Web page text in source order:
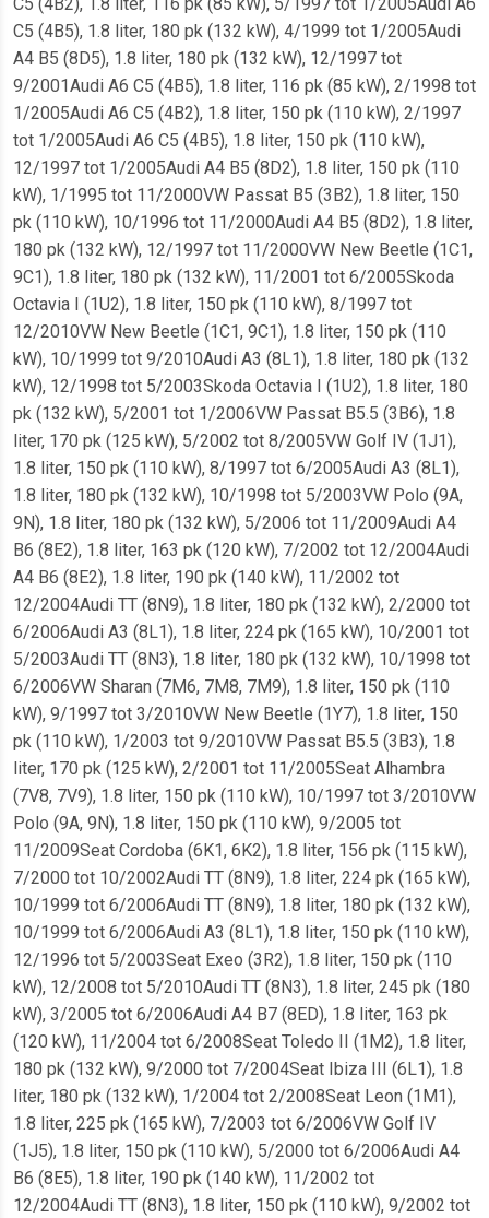
C5 (4B5), 1.8 liter, 180 pk (132 kW), 4/1999 tot 1/2005Audi
A4 B5 (8D5), 1.8 liter, 180 pk (132 kW), 12/1997 tot
9/2001Audi A6 C5 (4B5), 1.8 liter, 116 pk (85 kW), 2/1998 tot
1/2005Audi A6 C5 (4B2), 1.8 liter, 150 pk (110 kW), 2/1997
tot 1/2005Audi A6 C5 (4B5), 1.8 liter, 150 pk (110 kW),
12/1997 tot 1/2005Audi A4 B5 (8D2), 1.8 liter, 150 pk (110
kW), 1/1995 tot 11/2000VW Passat B5 (3B2), 1.8 liter, 150
pk (110 kW), 10/1996 tot 11/2000Audi A4 B5 (8D2), 1.8 liter,
180 pk (132 kW), 12/1997 tot 11/2000VW New Beetle (1C1,
9C1), 1.8 liter, 180 pk (132 kW), 11/2001 tot 6/2005Skoda
Octavia I (1U2), 1.8 liter, 150 pk (110 kW), 8/1997 tot
12/2010VW New Beetle (1C1, 9C1), 1.8 liter, 150 pk (110
kW), 10/1999 tot 9/2010Audi A3 (8L1), 1.8 liter, 180 pk (132
kW), 12/1998 tot 5/2003Skoda Octavia I (1U2), 1.8 liter, 180
pk (132 kW), 5/2001 tot 1/2006VW Passat B5.5 (3B6), 1.8
liter, 170 pk (125 kW), 5/2002 tot 8/2005VW Golf IV (1J1),
1.8 liter, 150 pk (110 kW), 8/1997 tot 6/2005Audi A3 (8L1),
1.8 liter, 180 pk (132 kW), 10/1998 tot 5/2003VW Polo (9A,
9N), 1.8 liter, 180 pk (132 kW), 5/2006 tot 11/2009Audi A4
B6 (8E2), 1.8 liter, 163 pk (120 kW), 7/2002 tot 12/2004Audi
A4 B6 (8E2), 1.8 liter, 190 pk (140 kW), 11/2002 tot
12/2004Audi TT (8N9), 1.8 liter, 180 pk (132 kW), 2/2000 tot
6/2006Audi A3 (8L1), 1.8 liter, 224 pk (165 kW), 10/2001 tot
5/2003Audi TT (8N3), 1.8 liter, 180 pk (132 kW), 10/1998 tot
6/2006VW Sharan (7M6, 7M8, 7M9), 1.8 liter, 150 pk (110
kW), 9/1997 tot 3/2010VW New Beetle (1Y7), 1.8 liter, 150
pk (110 kW), 1/2003 tot 9/2010VW Passat B5.5 (3B3), 1.8
liter, 170 pk (125 kW), 2/2001 tot 11/2005Seat Alhambra
(7V8, 7V9), 1.8 liter, 150 pk (110 kW), 10/1997 tot 3/2010VW
Polo (9A, 9N), 1.8 liter, 150 pk (110 kW), 9/2005 tot
11/2009Seat Cordoba (6K1, 6K2), 1.8 liter, 156 pk (115 kW),
7/2000 tot 10/2002Audi TT (8N9), 1.8 liter, 224 pk (165 kW),
10/1999 tot 6/2006Audi TT (8N9), 1.8 liter, 180 pk (132 kW),
10/1999 tot 6/2006Audi A3 (8L1), 1.8 liter, 150 pk (110 kW),
12/1996 tot 5/2003Seat Exeo (3R2), 1.8 liter, 150 pk (110
kW), 12/2008 tot 5/2010Audi TT (8N3), 1.8 liter, 245 pk (180
kW), 3/2005 tot 6/2006Audi A4 B7 (8ED), 1.8 liter, 163 pk
(120 kW), 11/2004 tot 6/2008Seat Toledo II (1M2), 1.8 liter,
180 pk (132 kW), 9/2000 tot 7/2004Seat Ibiza III (6L1), 1.8
liter, 180 pk (132 kW), 1/2004 tot 2/2008Seat Leon (1M1),
1.8 liter, 225 pk (165 kW), 7/2003 tot 6/2006VW Golf IV
(1J5), 1.8 liter, 150 pk (110 kW), 5/2000 tot 6/2006Audi A4
B6 (8E5), 1.8 liter, 190 pk (140 kW), 11/2002 tot
12/2004Audi TT (8N3), 1.8 liter, 150 pk (110 kW), 9/2002 tot